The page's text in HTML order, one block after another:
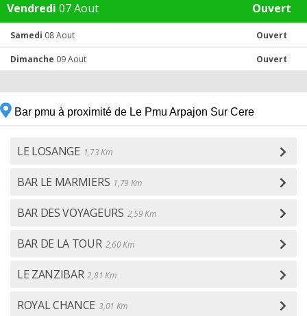
Vendredi 07 Aout Ouvert
Samedi 08 Aout Ouvert
Dimanche 09 Aout Ouvert
Bar pmu à proximité de Le Pmu Arpajon Sur Cere
LE LOSANGE 1,73 Km
BAR LE MARMIERS 1,79 Km
BAR DES VOYAGEURS 2,59 Km
BAR DE LA TOUR 2,60 Km
LE ZANZIBAR 2,81 Km
ROYAL CHANCE 3,01 Km